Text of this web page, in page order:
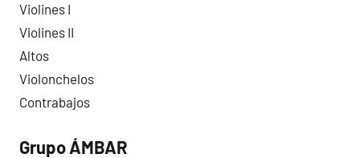
Violines I
Violines II
Altos
Violonchelos
Contrabajos
Grupo ÁMBAR